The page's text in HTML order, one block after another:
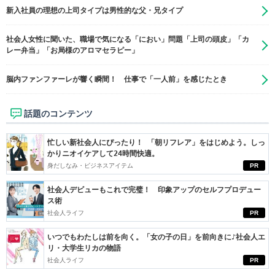
新入社員の理想の上司タイプは男性的な父・兄タイプ
社会人女性に聞いた、職場で気になる「におい」問題「上司の頭皮」「カ
レー弁当」「お局様のアロマセラピー」
脳内ファンファーレが響く瞬間！ 仕事で「一人前」を感じたとき
話題のコンテンツ
PR
忙しい新社会人にぴったり！ 「朝リフレア」をはじめよう。しっ
かりニオイケアして24時間快適。
身だしなみ・ビジネスアイテム
PR
社会人デビューもこれで完璧！ 印象アップのセルフプロデュー
ス術
社会人ライフ
PR
いつでもわたしは前を向く。「女の子の日」を前向きに♪社会人エ
リ・大学生リカの物語
社会人ライフ